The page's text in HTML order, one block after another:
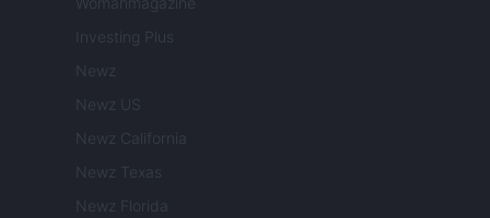
Investing Plus
Newz
Newz US
Newz California
Newz Texas
Newz Florida